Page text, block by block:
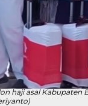
haji asal Kabupaten